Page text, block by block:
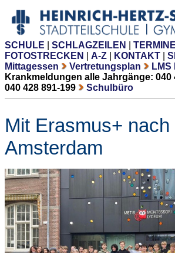
SCHULE SCHLAGZEILEN TERMINE
FOTOSTRECKEN
A-Z KONTAKT
Mittagessen
Vertretungsplan
Krankmeldungen alle Jahrgänge: 040
040 428 891-199
Schulbüro
Mit Erasmus+ nach
Amsterdam